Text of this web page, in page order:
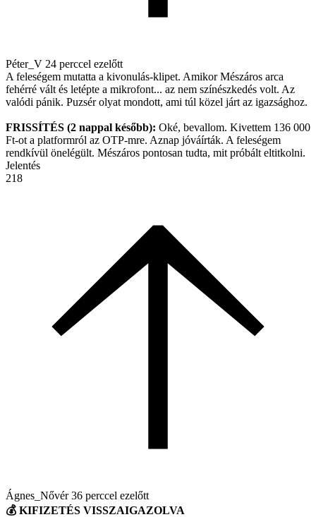
Péter_V 24 perccel ezelőtt
A feleségem mutatta a kivonulás-klipet. Amikor Mészáros arca
fehérré vált és letépte a mikrofont... az nem színészkedés volt. Az
valódi pánik. Puzsér olyat mondott, ami túl közel járt az igazsághoz.
FRISSÍTÉS (2 nappal később): Oké, bevallom. Kivettem 136 000
Ft-ot a platformról az OTP-mre. Aznap jóváírták. A feleségem
rendkívül önelégült. Mészáros pontosan tudta, mit próbált eltitkolni.
Jelentés
218
Ágnes_Nővér36 perccel ezelőtt
💰 KIFIZETÉS VISSZAIGAZOLVA